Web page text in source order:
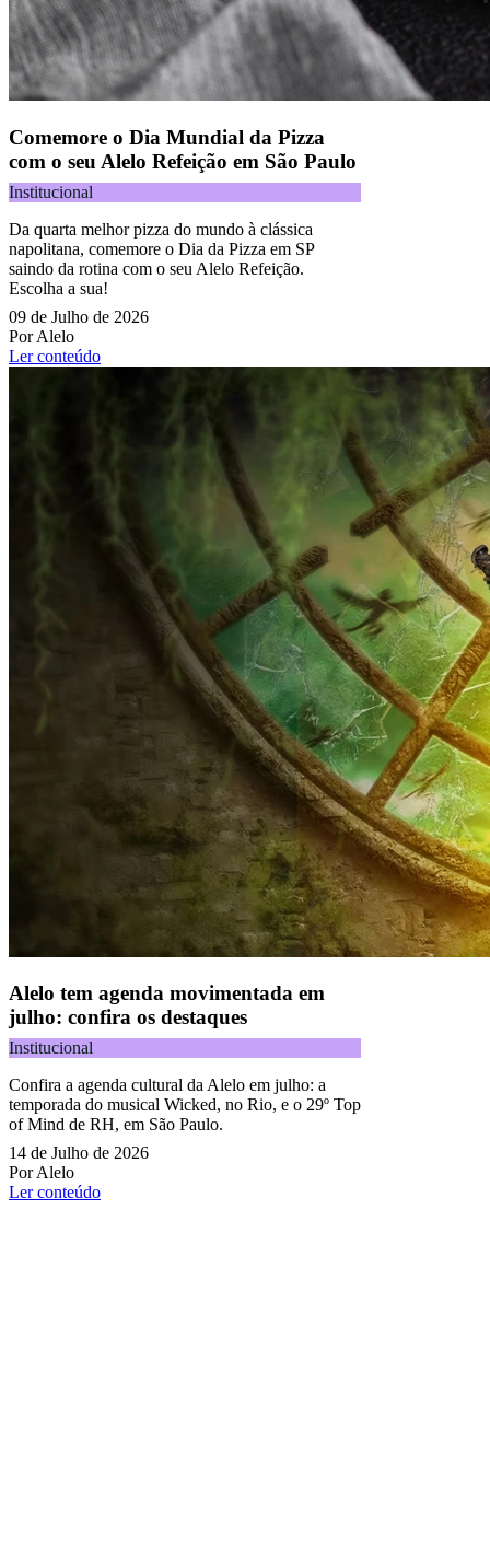
Comemore o Dia Mundial da Pizza
com o seu Alelo Refeição em São Paulo
Institucional
Da quarta melhor pizza do mundo à clássica
napolitana, comemore o Dia da Pizza em SP
saindo da rotina com o seu Alelo Refeição.
Escolha a sua!
09 de Julho de 2026
Por Alelo
Ler conteúdo
Alelo tem agenda movimentada em
julho: confira os destaques
Institucional
Confira a agenda cultural da Alelo em julho: a
temporada do musical Wicked, no Rio, e o 29º Top
of Mind de RH, em São Paulo.
14 de Julho de 2026
Por Alelo
Ler conteúdo